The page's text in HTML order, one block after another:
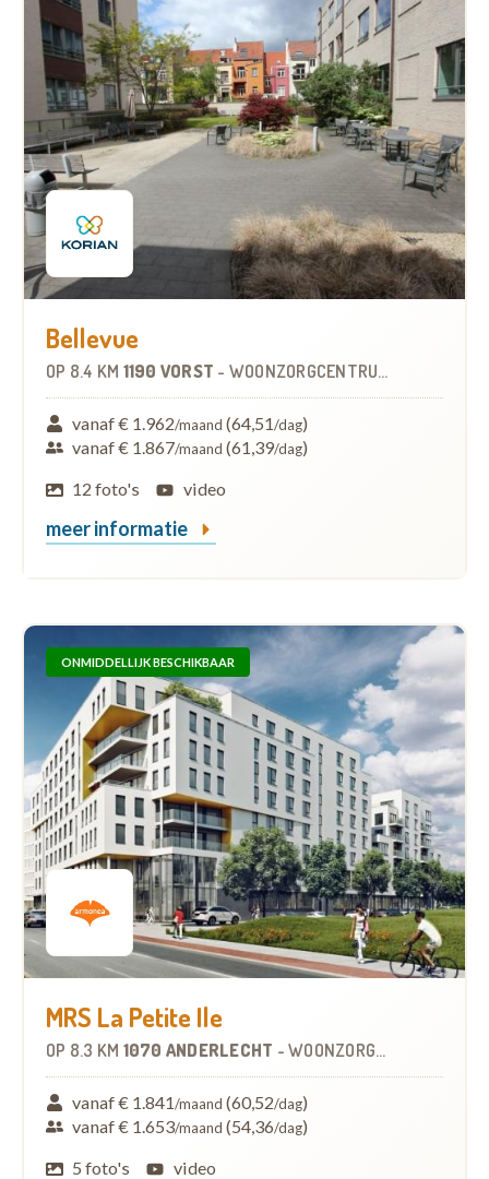
Bellevue
OP 8.4 KM 1190 VORST - WOONZORGCENTRUM (WZC)
vanaf € 1.962/maand (64,51/dag)
vanaf € 1.867/maand (61,39/dag)
12 foto's
video
meer informatie
ONMIDDELLIJK BESCHIKBAAR
MRS La Petite Ile
OP 8.3 KM 1070 ANDERLECHT - WOONZORGCENTRUM (WZC)
vanaf € 1.841/maand (60,52/dag)
vanaf € 1.653/maand (54,36/dag)
5 foto's
video